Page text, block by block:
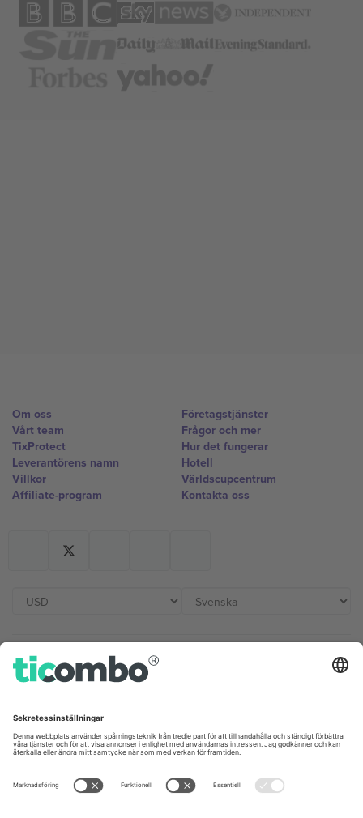
Om oss
Vårt team
TixProtect
Leverantörens namn
Villkor
Affiliate-program
Företagstjänster
Frågor och mer
Hur det fungerar
Hotell
Världscupcentrum
Kontakta oss
Kontor och support
Unter den Linden 24, 10117
Berlin, Germany
London, EC1V 1AW, United
Kingdom
United States
Switzerland